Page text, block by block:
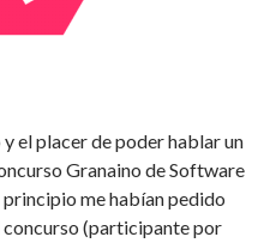
el placer de poder hablar un
Granaino de Software
principio me habían pedido
concurso (participante por